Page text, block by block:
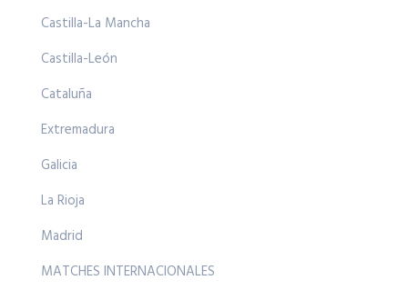
Castilla-La Mancha
Castilla-León
Cataluña
Extremadura
Galicia
La Rioja
Madrid
MATCHES INTERNACIONALES